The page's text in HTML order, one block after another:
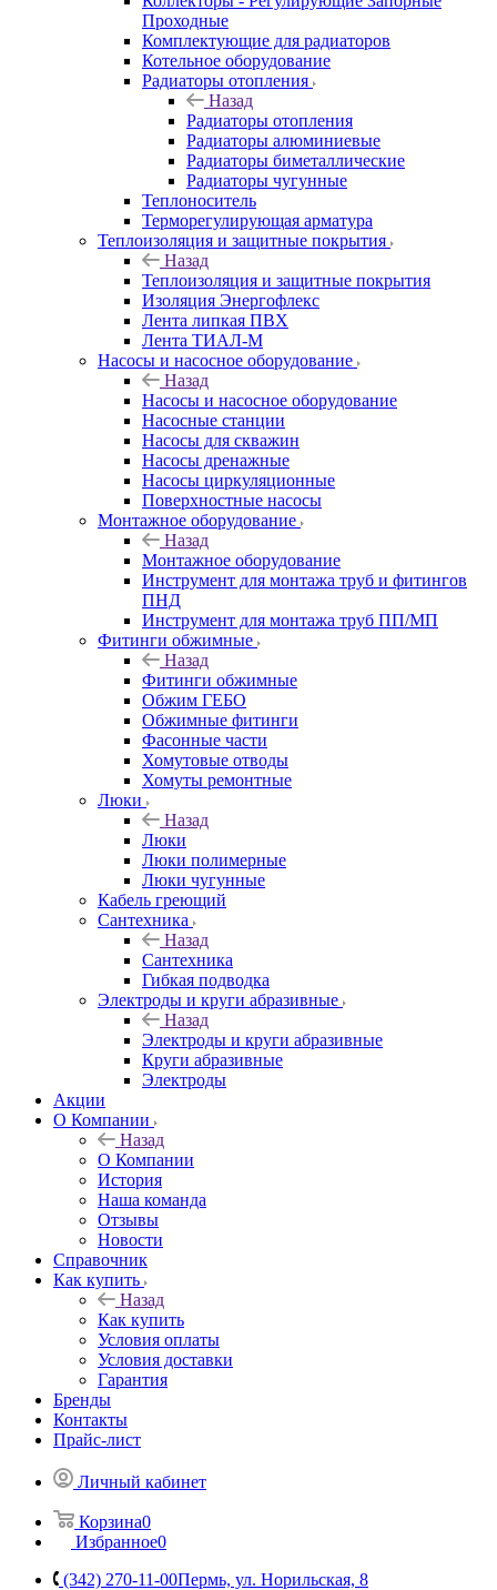
Проходные
Комплектующие для радиаторов
Котельное оборудование
Радиаторы отопления
Назад
Радиаторы отопления
Радиаторы алюминиевые
Радиаторы биметаллические
Радиаторы чугунные
Теплоноситель
Терморегулирующая арматура
Теплоизоляция и защитные покрытия
Назад
Теплоизоляция и защитные покрытия
Изоляция Энергофлекс
Лента липкая ПВХ
Лента ТИАЛ-М
Насосы и насосное оборудование
Назад
Насосы и насосное оборудование
Насосные станции
Насосы для скважин
Насосы дренажные
Насосы циркуляционные
Поверхностные насосы
Монтажное оборудование
Назад
Монтажное оборудование
Инструмент для монтажа труб и фитингов
ПНД
Инструмент для монтажа труб ПП/МП
Фитинги обжимные
Назад
Фитинги обжимные
Обжим ГЕБО
Обжимные фитинги
Фасонные части
Хомутовые отводы
Хомуты ремонтные
Люки
Назад
Люки
Люки полимерные
Люки чугунные
Кабель греющий
Сантехника
Назад
Сантехника
Гибкая подводка
Электроды и круги абразивные
Назад
Электроды и круги абразивные
Круги абразивные
Электроды
Акции
О Компании
Назад
О Компании
История
Наша команда
Отзывы
Новости
Справочник
Как купить
Назад
Как купить
Условия оплаты
Условия доставки
Гарантия
Бренды
Контакты
Прайс-лист
Личный кабинет
Корзина0
Избранное0
(342) 270-11-00Пермь, ул. Норильская, 8